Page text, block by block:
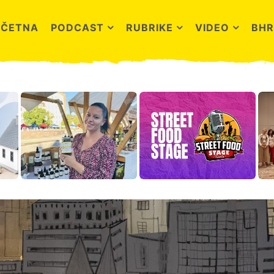
PODCAST RUBRIKE VIDEO